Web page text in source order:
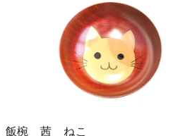
飯椀 茜 ねこ